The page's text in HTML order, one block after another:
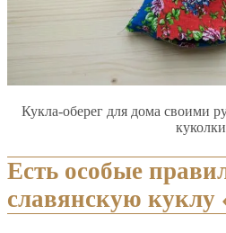
Кукла-оберег для дома своими
куколки
Есть особые
славянскую куклу